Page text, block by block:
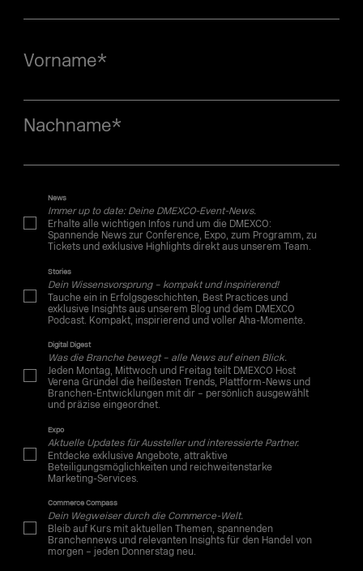
Vorname*
Nachname*
News
Immer up to date: Deine DMEXCO-Event-News.
Erhalte alle wichtigen Infos rund um die DMEXCO:
Spannende News zur Conference, Expo, zum Programm, zu
Tickets und exklusive Highlights direkt aus unserem Team.
Stories
Dein Wissensvorsprung – kompakt und inspirierend!
Tauche ein in Erfolgsgeschichten, Best Practices und
exklusive Insights aus unserem Blog und dem DMEXCO
Podcast. Kompakt, inspirierend und voller Aha-Momente.
Digital Digest
Was die Branche bewegt – alle News auf einen Blick.
Jeden Montag, Mittwoch und Freitag teilt DMEXCO Host
Verena Gründel die heißesten Trends, Plattform-News und
Branchen-Entwicklungen mit dir – persönlich ausgewählt
und präzise eingeordnet.
Expo
Aktuelle Updates für Aussteller und interessierte Partner.
Entdecke exklusive Angebote, attraktive
Beteiligungsmöglichkeiten und reichweitenstarke
Marketing-Services.
Commerce Compass
Dein Wegweiser durch die Commerce-Welt.
Bleib auf Kurs mit aktuellen Themen, spannenden
Branchennews und relevanten Insights für den Handel von
morgen – jeden Donnerstag neu.